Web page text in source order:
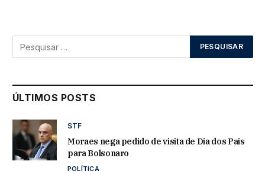
ÚLTIMOS POSTS
STF
Moraes nega pedido de visita de Dia dos Pais
para Bolsonaro
POLÍTICA